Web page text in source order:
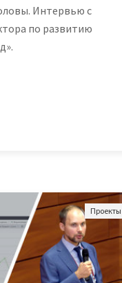
Интервью с
по развитию
Проекты